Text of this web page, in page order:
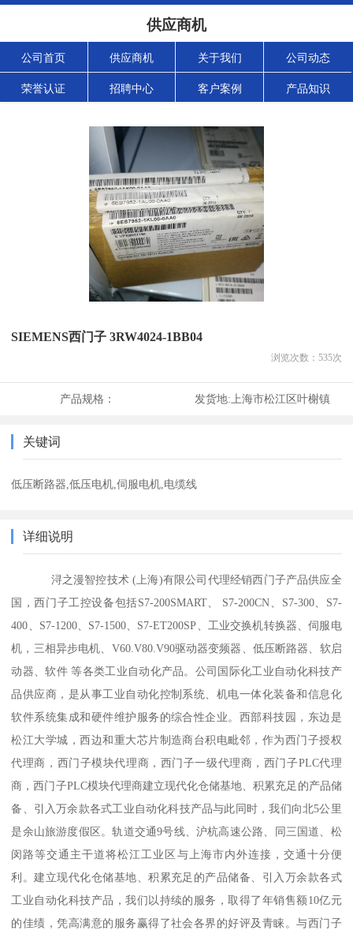
供应商机
公司首页 供应商机 关于我们 公司动态
荣誉认证 招聘中心 客户案例 产品知识
SIEMENS西门子 3RW4024-1BB04
浏览次数： 535次
产品规格： 发货地: 上海市松江区叶榭镇
关键词
低压断路器,低压电机,伺服电机,电缆线
详细说明
浔之漫智控技术 (上海)有限公司代理经销西门子产品供应全
国，西门子工控设备包括S7-200SMART、 S7-200CN、S7-300、S7-
400、S7-1200、S7-1500、S7-ET200SP、工业交换机转换器、伺服电
机，三相异步电机、V60.V80.V90驱动器变频器、低压断路器、软启
动器、软件 等各类工业自动化产品。公司国际化工业自动化科技产
品供应商，是从事工业自动化控制系统、机电一体化装备和信息化
软件系统集成和硬件维护服务的综合性企业。西部科技园，东边是
松江大学城，西边和重大芯片制造商台积电毗邻，作为西门子授权
代理商，西门子模块代理商，西门子一级代理商，西门子PLC代理
商，西门子PLC模块代理商建立现代化仓储基地、积累充足的产品储
备、引入万余款各式工业自动化科技产品与此同时，我们向北5公里
是余山旅游度假区。轨道交通9号线、沪杭高速公路、同三国道、松
闵路等交通主干道将松江工业区与上海市内外连接，交通十分便
利。建立现代化仓储基地、积累充足的产品储备、引入万余款各式
工业自动化科技产品，我们以持续的服务，取得了年销售额10亿元
的佳绩，凭高满意的服务赢得了社会各界的好评及青睐。与西门子